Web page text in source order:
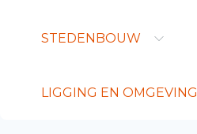
STEDENBOUW
LIGGING EN OMGEVING